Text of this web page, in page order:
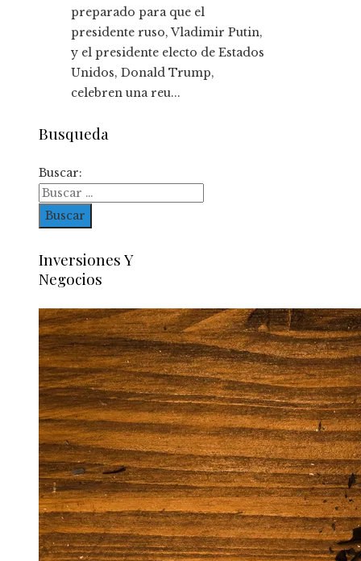
preparado para que el
presidente ruso, Vladimir Putin,
y el presidente electo de Estados
Unidos, Donald Trump,
celebren una reu...
Busqueda
Buscar:
Inversiones Y
Negocios